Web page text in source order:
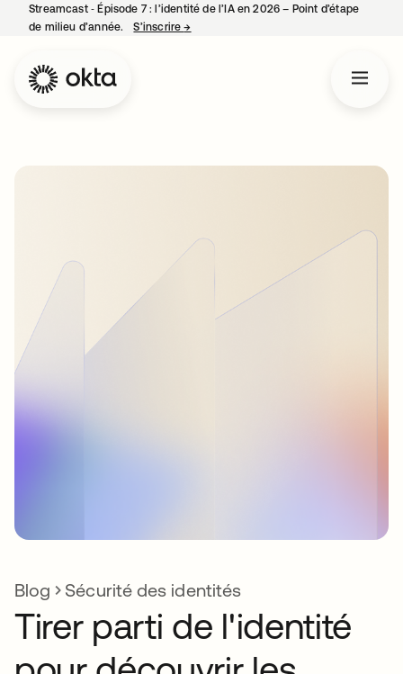
Streamcast ‑ Épisode 7 : l’identité de l’IA en 2026 – Point d’étape
de milieu d’année.
S’inscrire→
Blog Sécurité des identités
Tirer parti de l'identité